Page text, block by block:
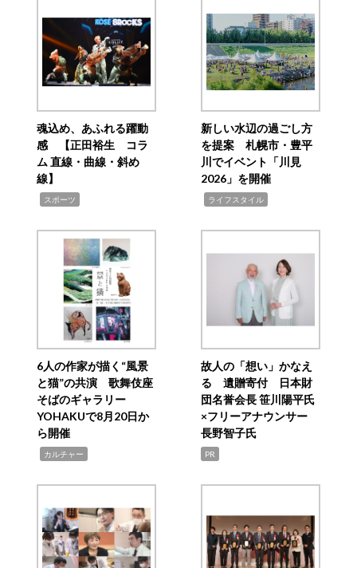
魂込め、あふれる躍動
感 【正田裕生 コラ
ム 直線・曲線・斜め
線】
スポーツ
新しい水辺の過ごし方
を提案 札幌市・豊平
川でイベント「川見
2026」を開催
ライフスタイル
6人の作家が描く“風景
と猫”の共演 歌舞伎座
そばのギャラリー
YOHAKUで8月20日か
ら開催
カルチャー
故人の「想い」かなえ
る 遺贈寄付 日本財
団名誉会長 笹川陽平氏
×フリーアナウンサー
長野智子氏
PR